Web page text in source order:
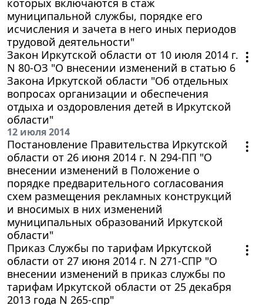
муниципальной службы, порядке его
исчисления и зачета в него иных периодов
трудовой деятельности"
Закон Иркутской области от 10 июля 2014 г.
N 80-ОЗ "О внесении изменений в статью 6
Закона Иркутской области "Об отдельных
вопросах организации и обеспечения
отдыха и оздоровления детей в Иркутской
области"
12 июля 2014
Постановление Правительства Иркутской
области от 26 июня 2014 г. N 294-ПП "О
внесении изменений в Положение о
порядке предварительного согласования
схем размещения рекламных конструкций
и вносимых в них изменений
муниципальных образований Иркутской
области"
Приказ Службы по тарифам Иркутской
области от 27 июня 2014 г. N 271-СПР "О
внесении изменений в приказ службы по
тарифам Иркутской области от 25 декабря
2013 года N 265-спр"